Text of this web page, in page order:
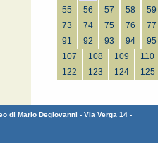
55
56 57 58 59
73
74 75 76 77
91
92 93 94 95
107
108 109 110
122
123 124 125
di Mario Degiovanni - Via Verga 14 -